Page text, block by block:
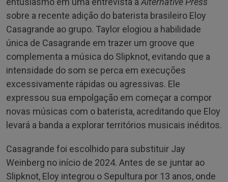
sobre a recente adição do baterista brasileiro Eloy
Casagrande ao grupo. Taylor elogiou a habilidade
única de Casagrande em trazer um groove que
complementa a música do Slipknot, evitando que a
intensidade do som se perca em execuções
excessivamente rápidas ou agressivas. Ele
expressou sua empolgação em começar a compor
novas músicas com o baterista, acreditando que Eloy
levará a banda a explorar territórios musicais inéditos.
Casagrande foi escolhido para substituir Jay
Weinberg no início de 2024. Antes de se juntar ao
Slipknot, Eloy integrou o Sepultura por 13 anos, onde